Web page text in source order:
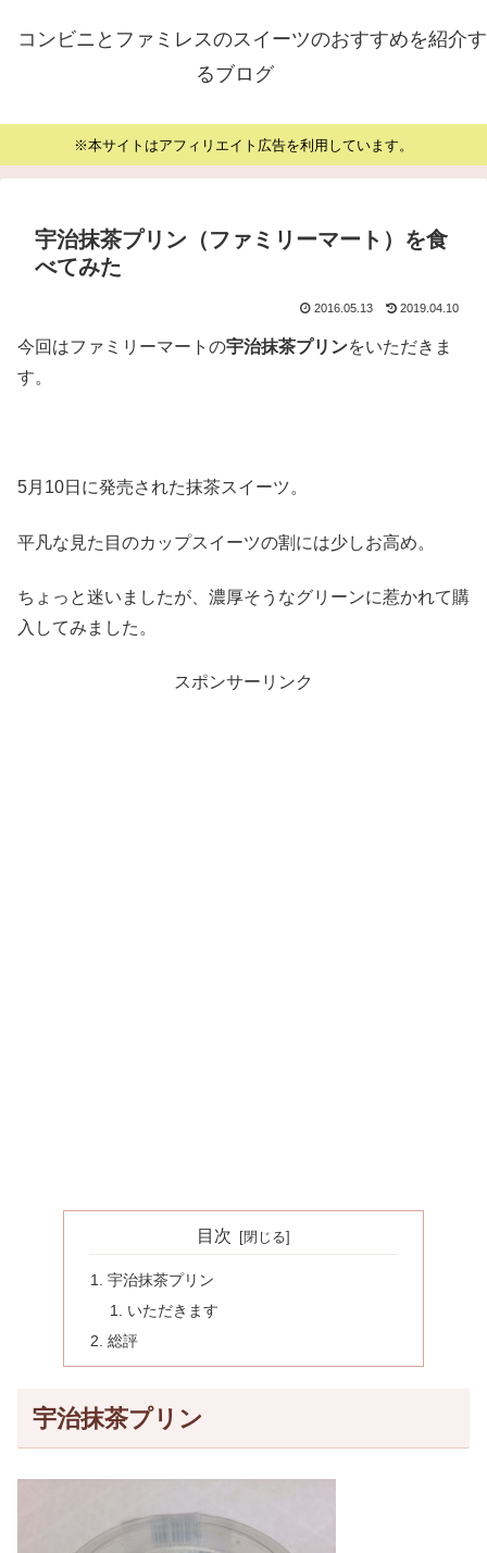
コンビニとファミレスのスイーツのおすすめを紹介す
るブログ
※本サイトはアフィリエイト広告を利用しています。
宇治抹茶プリン（ファミリーマート）を食
べてみた
2016.05.13 2019.04.10
今回はファミリーマートの宇治抹茶プリンをいただきま
す。
5月10日に発売された抹茶スイーツ。
平凡な見た目のカップスイーツの割には少しお高め。
ちょっと迷いましたが、濃厚そうなグリーンに惹かれて購
入してみました。
スポンサーリンク
目次
宇治抹茶プリン
いただきます
総評
宇治抹茶プリン